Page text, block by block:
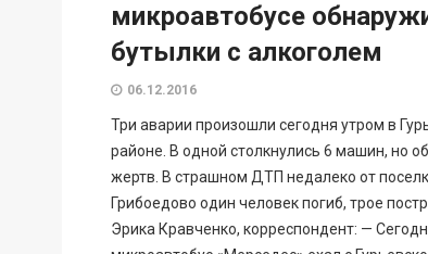
микроавтобусе
бутылки с алкоголем
06.12.2016
Три аварии произошли сегодня утром в
районе. В одной столкнулись 6 машин, но
жертв. В страшном ДТП недалеко от
Грибоедово один человек погиб, трое
Эрика Кравченко, корреспондент: —